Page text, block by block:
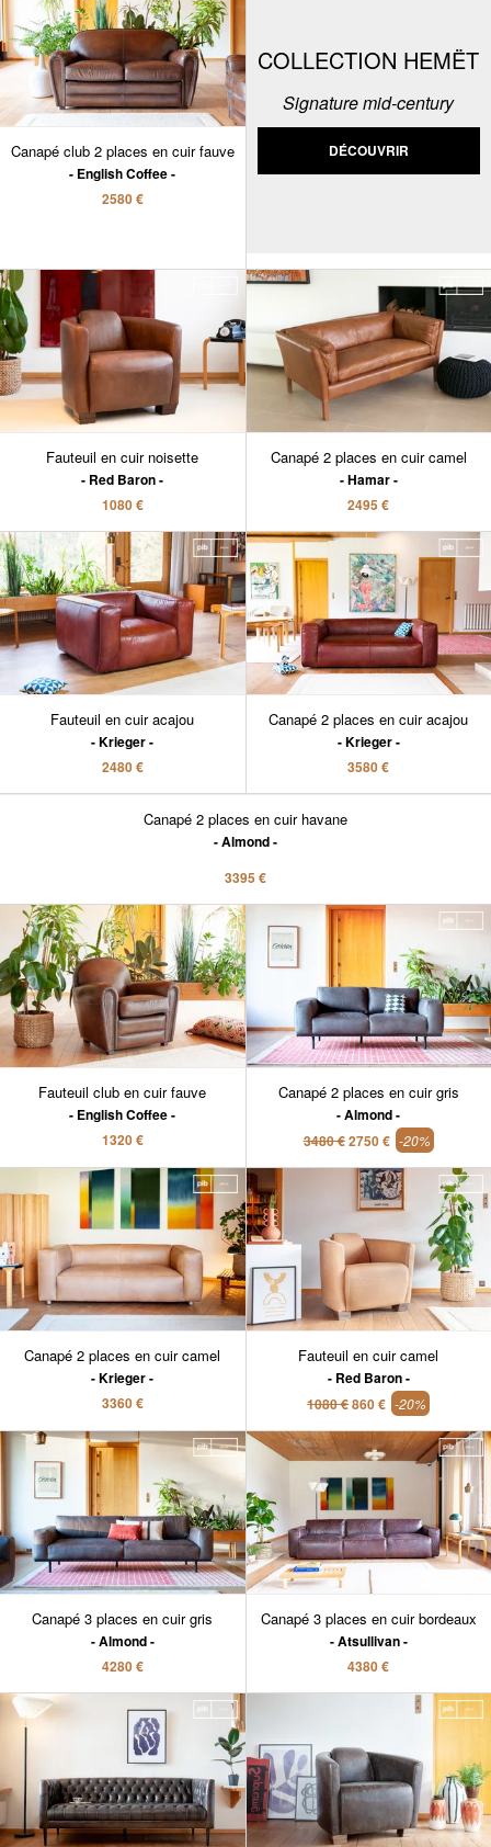
Canapé club 2 places en cuir fauve
English Coffee
2580 €
COLLECTION HEMËT
Signature mid-century
DÉCOUVRIR
Fauteuil en cuir noisette
Red Baron
1080 €
Canapé 2 places en cuir camel
Hamar
2495 €
Fauteuil en cuir acajou
Krieger
2480 €
Canapé 2 places en cuir havane
Almond
3395 €
Canapé 2 places en cuir acajou
Krieger
3580 €
Fauteuil club en cuir fauve
English Coffee
1320 €
Canapé 2 places en cuir gris
Almond
3480 €2750 € -20%
Canapé 2 places en cuir camel
Krieger
3360 €
Fauteuil en cuir camel
Red Baron
1080 €860 € -20%
Canapé 3 places en cuir gris
Almond
4280 €
Canapé 3 places en cuir bordeaux
Atsullivan
4380 €